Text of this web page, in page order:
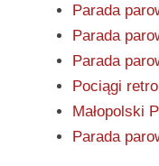
Parada
Parada
Parada
Pociągi
Małopolski
Parada